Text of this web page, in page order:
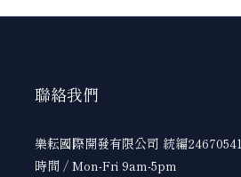
聯絡我們
樂耘國際開發有限公司 統編24670541
時間 / Mon-Fri 9am-5pm